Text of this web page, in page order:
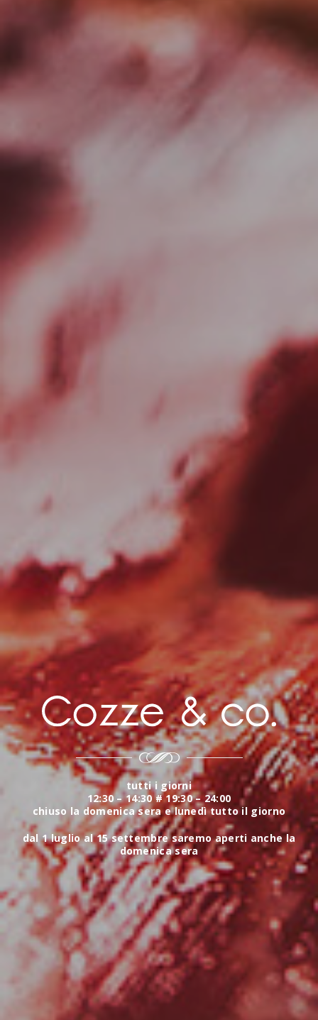
tutti i giorni
12:30 – 14:30 # 19:30 – 24:00
chiuso la domenica sera e lunedì tutto il giorno
dal 1 luglio al 15 settembre saremo aperti anche la
domenica sera